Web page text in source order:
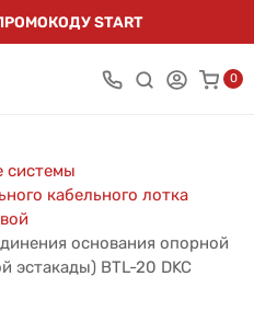
START
0
системы
кабельного лотка
основания опорной
эстакады) BTL-20 DKC